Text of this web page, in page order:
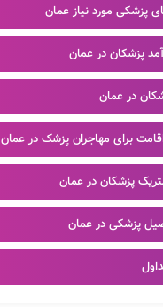
مورد نیاز عمان
پزشکان در عمان
در عمان
برای مهاجران پزشک در عمان
پزشکان در عمان
پزشکی در عمان